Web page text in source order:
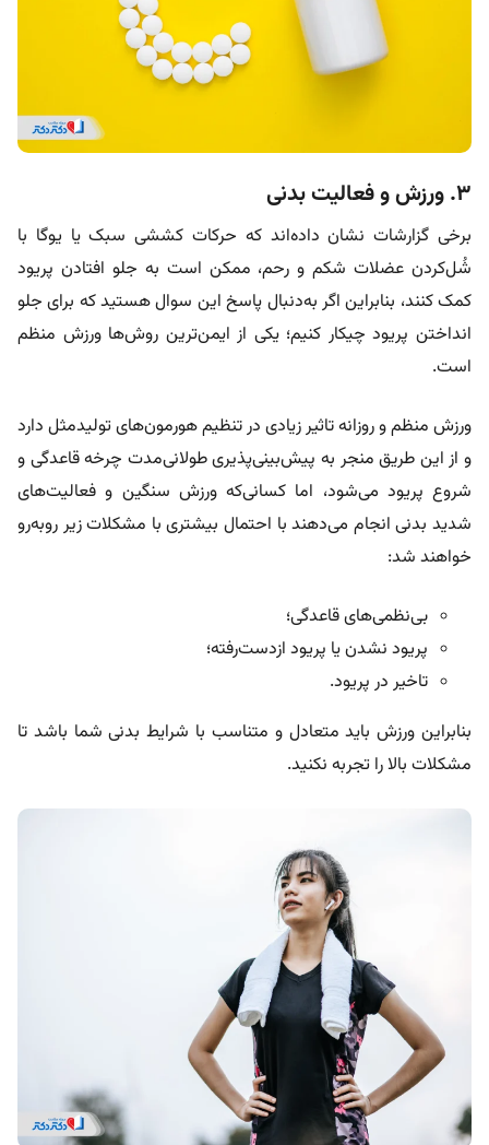
۳. ورزش و فعالیت بدنی
برخی گزارشات نشان داده‌اند که حرکات کششی سبک یا یوگا با
شُل‌کردن عضلات شکم و رحم، ممکن است به جلو افتادن پریود
کمک کنند، بنابراین اگر به‌دنبال پاسخ این سوال هستید که برای جلو
انداختن پریود چیکار کنیم؛ یکی از ایمن‌ترین روش‌ها ورزش منظم
است.
ورزش منظم و روزانه تاثیر زیادی در تنظیم هورمون‌های تولیدمثل دارد
و از این طریق منجر به پیش‌بینی‌پذیری طولانی‌مدت چرخه قاعدگی و
شروع پریود می‌شود، اما کسانی‌که ورزش سنگین و فعالیت‌های
شدید بدنی انجام می‌دهند با احتمال بیشتری با مشکلات زیر روبه‌رو
خواهند شد:
بی‌نظمی‌های قاعدگی؛
پریود نشدن یا پریود ازدست‌رفته؛
تاخیر در پریود.
بنابراین ورزش باید متعادل و متناسب با شرایط بدنی شما باشد تا
مشکلات بالا را تجربه نکنید.